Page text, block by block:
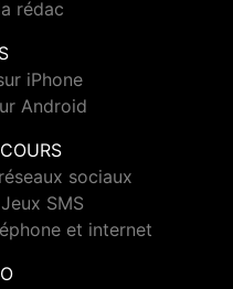
rédac
iPhone
Android
sociaux
SMS
et internet